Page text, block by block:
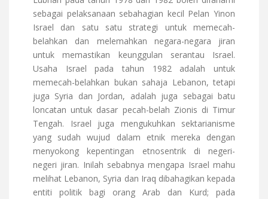
sebagai pelaksanaan sebahagian kecil Pelan Yinon
Israel dan satu satu strategi untuk memecah-
belahkan dan melemahkan negara-negara jiran
untuk memastikan keunggulan serantau Israel.
Usaha Israel pada tahun 1982 adalah untuk
memecah-belahkan bukan sahaja Lebanon, tetapi
juga Syria dan Jordan, adalah juga sebagai batu
loncatan untuk dasar pecah-belah Zionis di Timur
Tengah. Israel juga mengukuhkan sektarianisme
yang sudah wujud dalam etnik mereka dengan
menyokong kepentingan etnosentrik di negeri-
negeri jiran. Inilah sebabnya mengapa Israel mahu
melihat Lebanon, Syria dan Iraq dibahagikan kepada
entiti politik bagi orang Arab dan Kurd; pada